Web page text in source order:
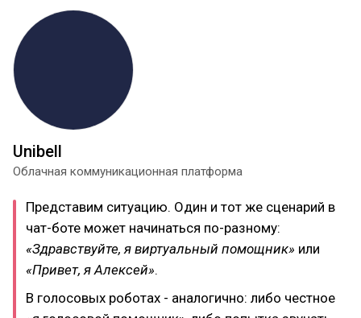
Unibell
Облачная коммуникационная платформа
Представим ситуацию. Один и тот же сценарий в
чат-боте может начинаться по-разному:
«Здравствуйте, я виртуальный помощник» или
«Привет, я Алексей».
В голосовых роботах - аналогично: либо честное